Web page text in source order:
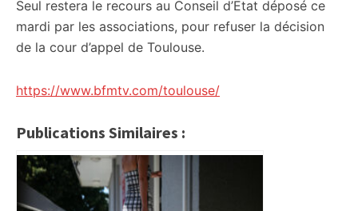
Seul restera le recours au Conseil d’Etat déposé ce
mardi par les associations, pour refuser la décision
de la cour d’appel de Toulouse.
https://www.bfmtv.com/toulouse/
Publications Similaires :